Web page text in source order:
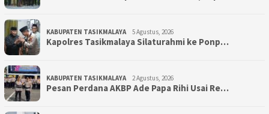
KABUPATEN TASIKMALAYA 5 Agustus, 2026
Kapolres Tasikmalaya Silaturahmi ke Ponp…
KABUPATEN TASIKMALAYA 2 Agustus, 2026
Pesan Perdana AKBP Ade Papa Rihi Usai Re…